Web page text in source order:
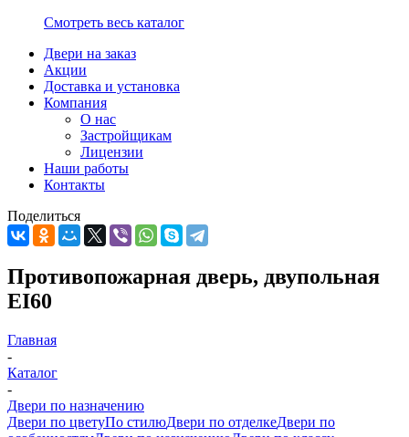
Смотреть весь каталог
Двери на заказ
Акции
Доставка и установка
Компания
О нас
Застройщикам
Лицензии
Наши работы
Контакты
Поделиться
Противопожарная дверь, двупольная
EI60
Главная
-
Каталог
-
Двери по назначению
Двери по цветуПо стилюДвери по отделкеДвери по